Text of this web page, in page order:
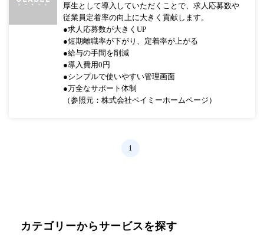
厚生として導入していただくことで、求人応募数や
従業員定着率の向上に大きく貢献します。
●求人応募数が大きくUP
●短期離職率が下がり、定着率が上がる
●給与の手間を削減
●導入費用0円
●シンプルで使いやすい管理画面
●万全なサポート体制
（参照元：株式会社ペイミーホームページ）
1
カテゴリーからサービスを探す